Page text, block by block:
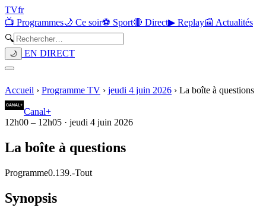
TVfr
📺 Programmes🌙 Ce soir⚽ Sport🔴 Direct▶ Replay📰 Actualités
🔍
🌙 EN DIRECT
Accueil › Programme TV › jeudi 4 juin 2026 › La boîte à questions
Canal+
12h00 – 12h05 · jeudi 4 juin 2026
La boîte à questions
Programme0.139.-Tout
Synopsis